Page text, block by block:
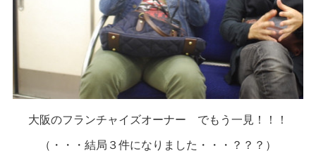
大阪のフランチャイズオーナー でもう一見！！！
（・・・結局３件になりました・・・？？？）